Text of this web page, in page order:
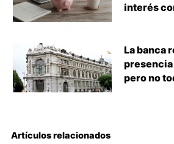
interés
La banca
presencia
pero no
Artículos relacionados